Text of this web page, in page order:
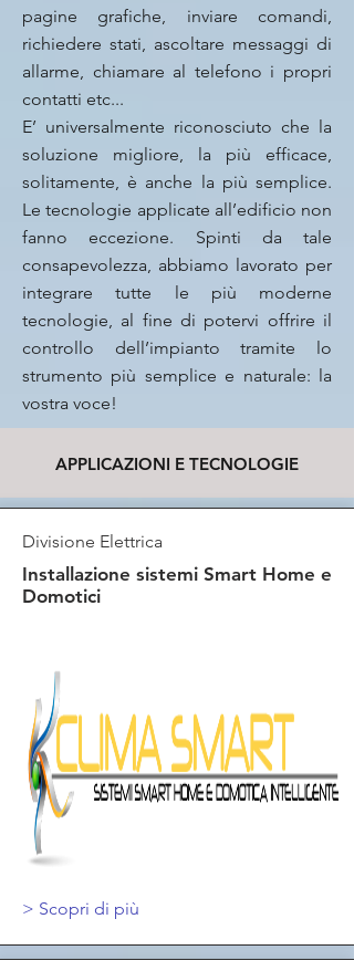
pagine grafiche, inviare comandi,
richiedere stati, ascoltare messaggi di
allarme, chiamare al telefono i propri
contatti etc...
E’ universalmente riconosciuto che la
soluzione migliore, la più efficace,
solitamente, è anche la più semplice.
Le tecnologie applicate all’edificio non
fanno eccezione. Spinti da tale
consapevolezza, abbiamo lavorato per
integrare tutte le più moderne
tecnologie, al fine di potervi offrire il
controllo dell’impianto tramite lo
strumento più semplice e naturale: la
vostra voce!
APPLICAZIONI E TECNOLOGIE
Divisione Elettrica
Installazione sistemi Smart Home e
Domotici
> Scopri di più